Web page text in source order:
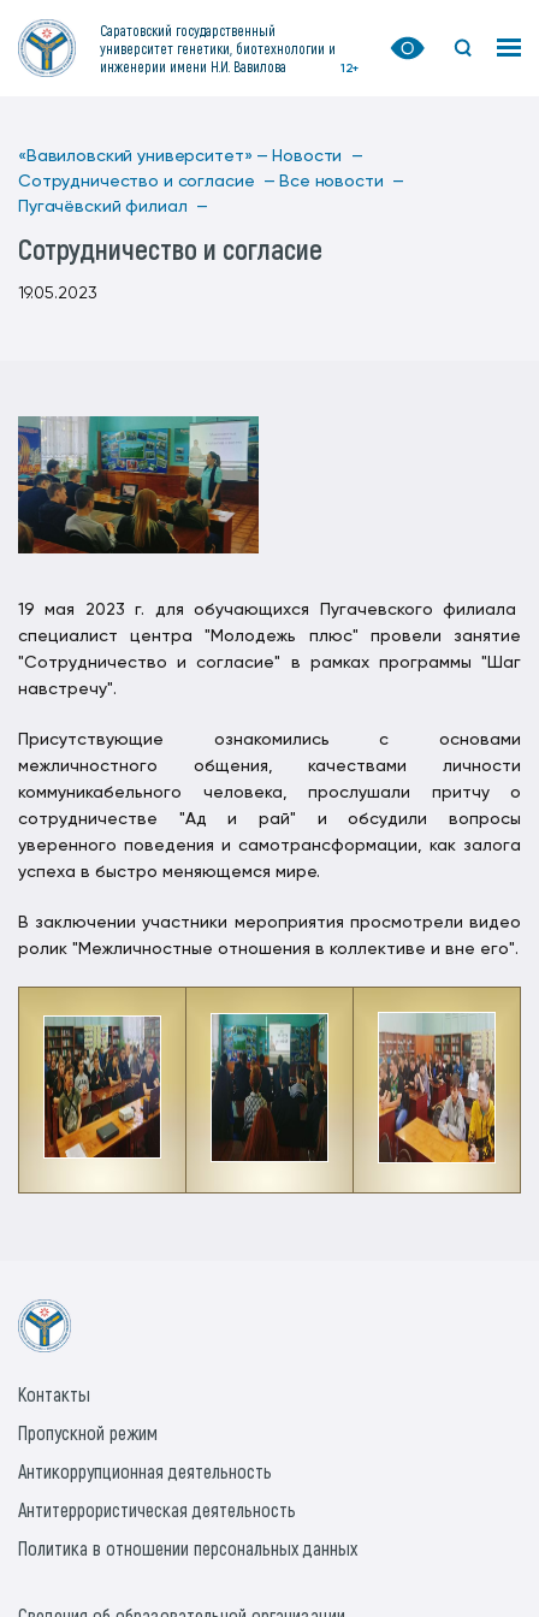
Саратовский государственный
университет генетики, биотехнологии и
инженерии имени Н.И. Вавилова
12+
«Вавиловский университет» — Новости —
Сотрудничество и согласие — Все новости —
Пугачёвский филиал —
Сотрудничество и согласие
19.05.2023
19 мая 2023 г. для обучающихся Пугачевского филиала
специалист центра "Молодежь плюс" провели занятие
"Сотрудничество и согласие" в рамках программы "Шаг
навстречу".
Присутствующие ознакомились с основами
межличностного общения, качествами личности
коммуникабельного человека, прослушали притчу о
сотрудничестве "Ад и рай" и обсудили вопросы
уверенного поведения и самотрансформации, как залога
успеха в быстро меняющемся мире.
В заключении участники мероприятия просмотрели видео
ролик "Межличностные отношения в коллективе и вне его".
Контакты
Пропускной режим
Антикоррупционная деятельность
Антитеррористическая деятельность
Политика в отношении персональных данных